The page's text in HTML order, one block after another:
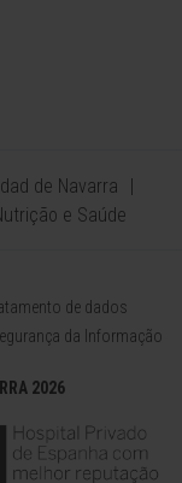
de Navarra
e Saúde
de dados
da Informação
2026